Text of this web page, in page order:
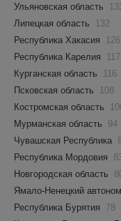
Ульяновская область
Липецкая область
132
Республика Хакасия
126
Республика Карелия
117
Курганская область
116
Псковская область
108
Костромская область
Мурманская область
94
Чувашская Республика
Республика Мордовия
Новгородская область
Ямало-Ненецкий
Республика Бурятия
78